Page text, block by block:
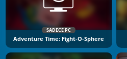
SADECE PC
Adventure Time: Fight-O-Sphere